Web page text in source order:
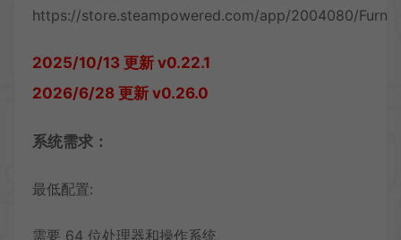
https://store.steampowered.com/app/2004080/
2025/10/13 更新 v0.22.1
2026/6/28 更新 v0.26.0
系统需求：
最低配置:
需要 64 位处理器和操作系统